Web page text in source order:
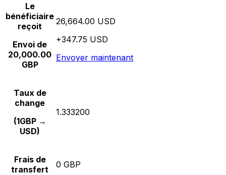
Le
bénéficiaire
reçoit
Envoi de
20,000.00
GBP
26,664.00 USD
+347.75 USD
Envoyer maintenant
Taux de
change
(1GBP →
USD)
1.333200
Frais de
transfert
0 GBP